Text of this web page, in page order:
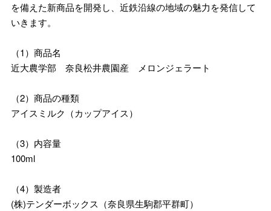
を備えた新商品を開発し、近鉄沿線の地域の魅力を発信して
いきます。
（1）商品名
近大農学部 奈良松井農園産 メロンジェラート
（2）商品の種類
アイスミルク（カップアイス）
（3）内容量
100ml
（4）製造者
(株)テンダーボックス（奈良県生駒郡平群町）